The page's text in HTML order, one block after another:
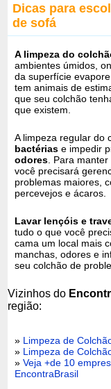
Dicas para
de sofá
A limpeza do
ambientes úmidos,
da superfície
tem animais de
que seu colchão
que existem.
A limpeza regular do
bactérias e impedir
odores . Para
você precisará
problemas maiores,
percevejos e ácaros.
Lavar lençóis e
tudo o que você
cama um local mais
manchas, odores e
seu colchão de
Vizinhos do
região:
» Limpeza de
» Limpeza de
»Veja +de 10
EncontraBrasil